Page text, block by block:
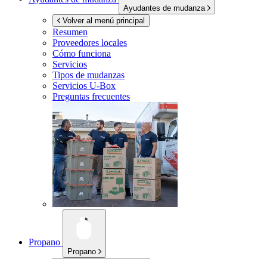
Ayudantes de mudanza
Volver al menú principal
Resumen
Proveedores locales
Cómo funciona
Servicios
Tipos de mudanzas
Servicios U-Box
Preguntas frecuentes
Propano
Propano